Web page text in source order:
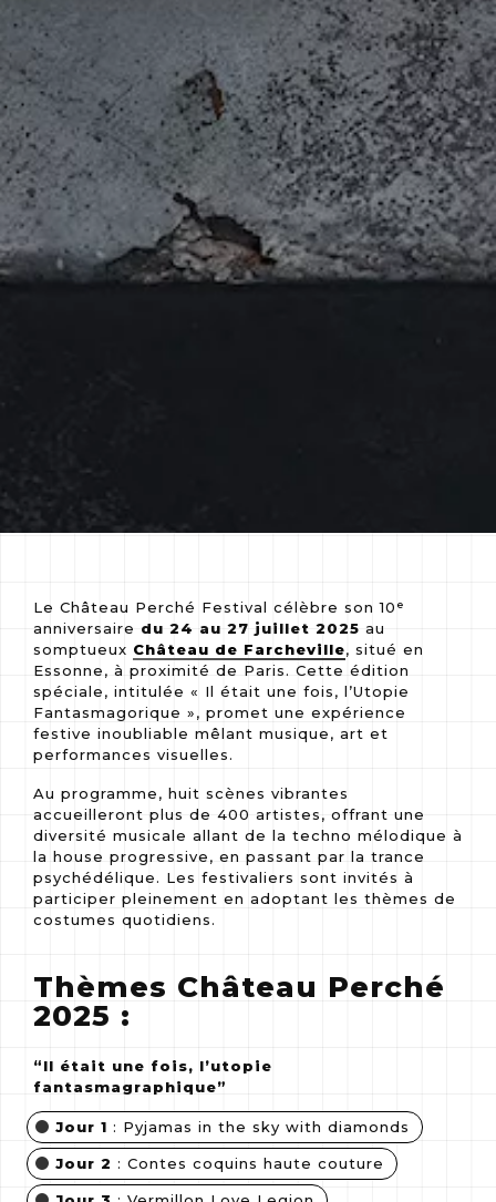
Le Château Perché Festival célèbre son 10ᵉ
anniversaire du 24 au 27 juillet 2025 au
somptueux Château de Farcheville, situé en
Essonne, à proximité de Paris. Cette édition
spéciale, intitulée « Il était une fois, l’Utopie
Fantasmagorique », promet une expérience
festive inoubliable mêlant musique, art et
performances visuelles.
Au programme, huit scènes vibrantes
accueilleront plus de 400 artistes, offrant une
diversité musicale allant de la techno mélodique à
la house progressive, en passant par la trance
psychédélique. Les festivaliers sont invités à
participer pleinement en adoptant les thèmes de
costumes quotidiens.
Thèmes Château Perché
2025 :
“Il était une fois, l’utopie
fantasmagraphique”
Jour 1 : Pyjamas in the sky with diamonds
Jour 2 : Contes coquins haute couture